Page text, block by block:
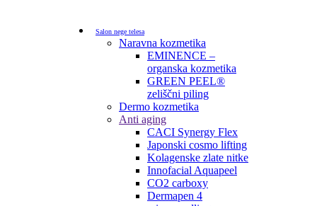
Salon nege telesa
Naravna kozmetika
EMINENCE –
organska kozmetika
GREEN PEEL®
zeliščni piling
Dermo kozmetika
Anti aging
CACI Synergy Flex
Japonski cosmo lifting
Kolagenske zlate nitke
Innofacial Aquapeel
CO2 carboxy
Dermapen 4